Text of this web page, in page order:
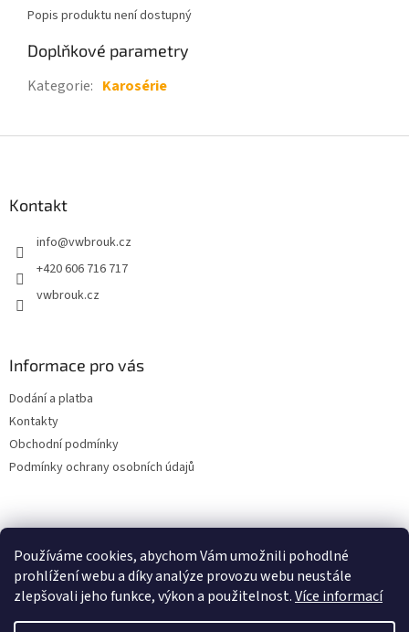
Používáme cookies, abychom Vám umožnili pohodlné
prohlížení webu a díky analýze provozu webu neustále
zlepšovali jeho funkce, výkon a použitelnost.Více informací
Popis produktu není dostupný
Doplňkové parametry
Kategorie: Karosérie
Kontakt
info@vwbrouk.cz
+420 606 716 717
vwbrouk.cz
Informace pro vás
Dodání a platba
Kontakty
Obchodní podmínky
Podmínky ochrany osobních údajů